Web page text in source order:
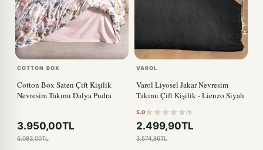
COTTON BOX
Cotton Box Saten Çift Kişilik
Nevresim Takımı Dalya Pudra
3.950,00TL
6.083,00TL
VAROL
Varol Liyosel Jakar Nevresim
Takımı Çift Kişilik - Lienzo Siyah
5.0 (1)
2.499,90TL
3.574,86TL